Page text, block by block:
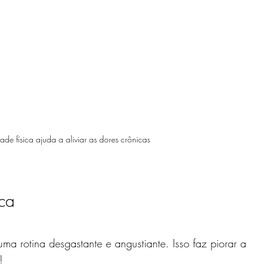
física ajuda a aliviar as dores crônicas
rotina desgastante e angustiante. Isso faz piorar a